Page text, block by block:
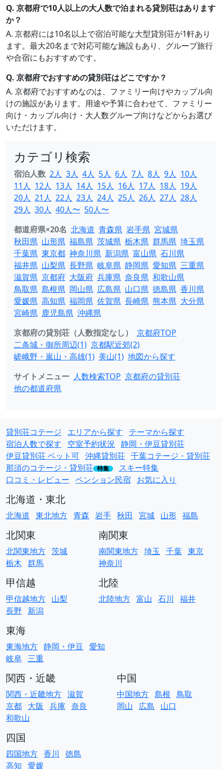
Q. 京都府で10人以上の大人数で泊まれる貸別荘はあります
か？
A. 京都府には10名以上で宿泊可能な大型貸別荘が1軒あり
ます。最大20名まで対応可能な施設もあり、グループ旅行
や合宿にもおすすめです。
Q. 京都府でおすすめの貸別荘はどこですか？
A. 京都府でおすすめなのは、ファミリー向けやカップル向
けの施設があります。用途や予算に合わせて、ファミリー
向け・カップル向け・大人数グループ向けなどからお選び
いただけます。
カテゴリ検索
宿泊人数 2人 3人 4人 5人 6人 7人 8人 9人 10人
11人 12人 13人 14人 15人 16人 17人 18人 19人
20人 21人 22人 23人 24人 25人 26人 27人 28人
29人 30人 40人〜 50人〜
都道府県×20名 北海道 青森県 岩手県 宮城県
秋田県 山形県 福島県 茨城県 栃木県 群馬県 埼玉県
千葉県 東京都 神奈川県 新潟県 富山県 石川県
福井県 山梨県 長野県 岐阜県 静岡県 愛知県 三重県
滋賀県 京都府 大阪府 兵庫県 奈良県 和歌山県
鳥取県 島根県 岡山県 広島県 山口県 徳島県 香川県
愛媛県 高知県 福岡県 佐賀県 長崎県 熊本県 大分県
宮崎県 鹿児島県 沖縄県
京都府の貸別荘（人数指定なし）
京都府TOP
二条城・御所周辺(1) 京都駅近郊(2)
嵯峨野・嵐山・高雄(1) 美山(1) 地図から探す
サイトメニュー 人数検索TOP 京都府の貸別荘
他の都道府県
貸別荘コテージ エリアから探す
テーマから探す
宿泊人数で探す
空室予約状況 静岡・伊豆貸別荘
伊豆貸別荘 ペット可 沖縄貸別荘 千葉コテージ・貸別荘
那須のコテージ・貸別荘 特集
スキー特集
口コミ・レビュー ペンション民宿 お気に入り
北海道・東北
北海道 東北地方 青森 岩手 秋田 宮城 山形 福島
北関東
北関東地方 茨城
栃木 群馬
南関東
南関東地方 埼玉 千葉 東京
神奈川
甲信越
甲信越地方 山梨
長野
新潟
北陸
北陸地方 富山 石川 福井
東海
東海地方 静岡・伊豆 愛知
岐阜 三重
関西・近畿
関西・近畿地方 滋賀
京都 大阪 兵庫 奈良
和歌山
中国
中国地方 島根 鳥取
岡山
広島 山口
四国
四国地方 香川
徳島
高知 愛媛